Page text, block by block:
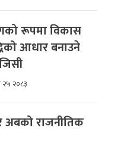
रूपमा विकास
आधार बनाउने
२०८३
राजनीतिक